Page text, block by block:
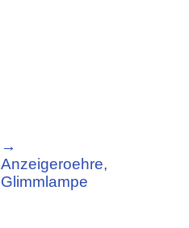
→
Anzeigeroehre,
Glimmlampe